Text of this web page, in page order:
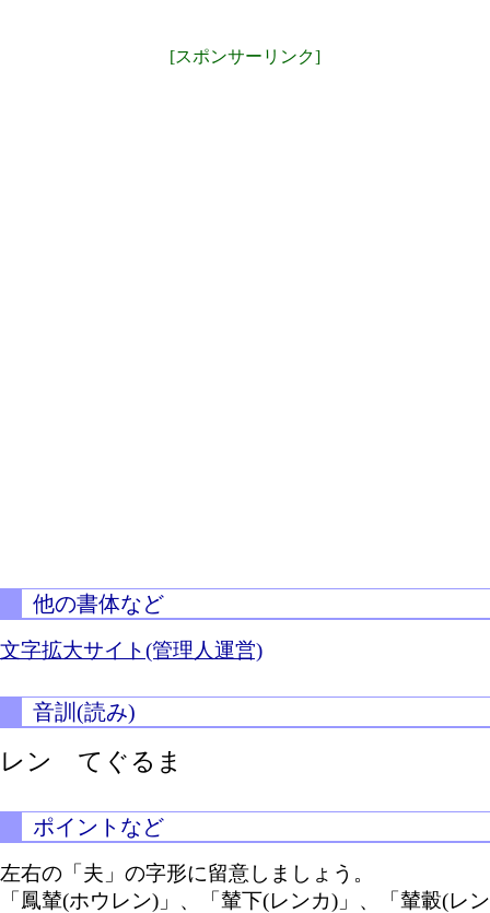
[スポンサーリンク]
他の書体など
文字拡大サイト(管理人運営)
音訓(読み)
レン てぐるま
ポイントなど
左右の「夫」の字形に留意しましょう。
「鳳輦(ホウレン)」、「輦下(レンカ)」、「輦轂(レン